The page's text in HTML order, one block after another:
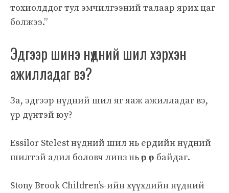
тохиолддог тул эмчилгээний талаар ярих цаг
болжээ.”
Эдгээр шинэ нүдний шил хэрхэн
ажилладаг вэ?
За, эдгээр нүдний шил яг яаж ажилладаг вэ,
үр дүнтэй юу?
Essilor Stelest нүдний шил нь ердийн нүдний
шилтэй адил боловч линз нь өөр өөр байдаг.
Stony Brook Children’s-ийн хүүхдийн нүдний